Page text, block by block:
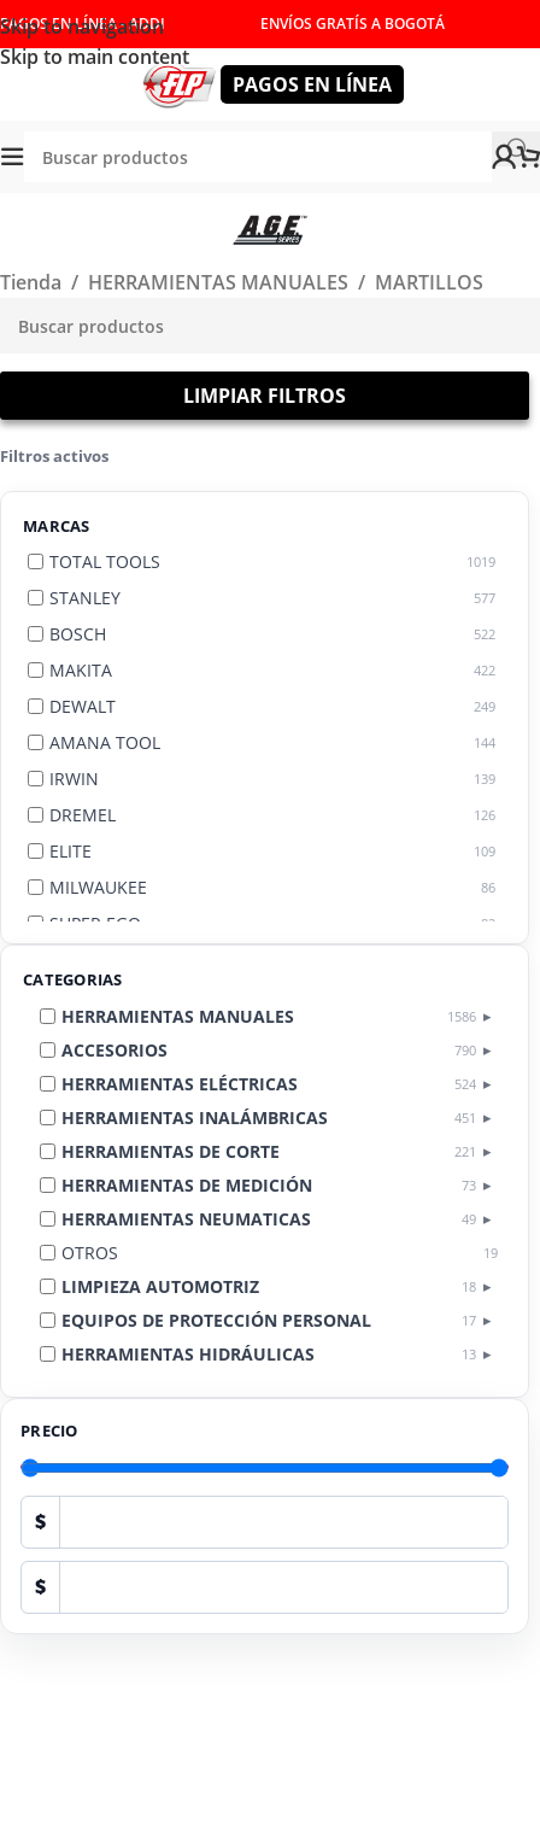
Skip to navigation
Skip to main content
PAGOS EN LÍNEA - ADDI ENVÍOS GRATÍS A BOGOTÁ
PAGOS EN LÍNEA
Tienda / HERRAMIENTAS MANUALES / MARTILLOS
LIMPIAR FILTROS
Filtros activos
MARCAS
TOTAL TOOLS 1019
STANLEY 577
BOSCH 522
MAKITA 422
DEWALT 249
AMANA TOOL 144
IRWIN 139
DREMEL 126
ELITE 109
MILWAUKEE 86
SUPER EGO 82
CATEGORIAS
HERRAMIENTAS MANUALES 1586
ACCESORIOS 790
HERRAMIENTAS ELÉCTRICAS 524
HERRAMIENTAS INALÁMBRICAS 451
HERRAMIENTAS DE CORTE 221
HERRAMIENTAS DE MEDICIÓN 73
HERRAMIENTAS NEUMATICAS 49
OTROS 19
LIMPIEZA AUTOMOTRIZ 18
EQUIPOS DE PROTECCIÓN PERSONAL 17
HERRAMIENTAS HIDRÁULICAS 13
PRECIO
$
$